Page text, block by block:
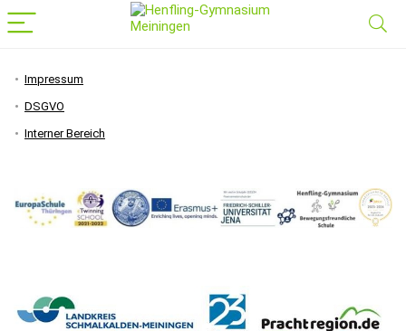
Impressum
DSGVO
Interner Bereich